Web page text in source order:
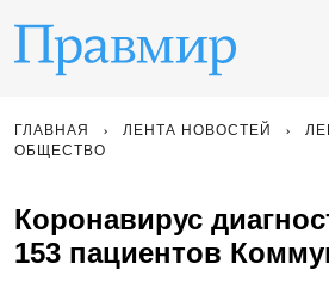
ГЛАВНАЯ ЛЕНТА НОВОСТЕЙ
ОБЩЕСТВО
Коронавирус
153 пациентов